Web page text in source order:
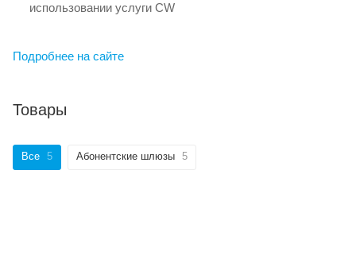
использовании услуги CW
Подробнее на сайте
Товары
Все 5 Абонентские шлюзы 5